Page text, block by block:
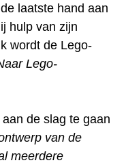
laatste hand aan
hulp van zijn
wordt de Lego-
Lego-
de slag te gaan
van de
meerdere